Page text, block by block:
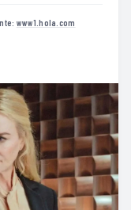
www1.hola.com